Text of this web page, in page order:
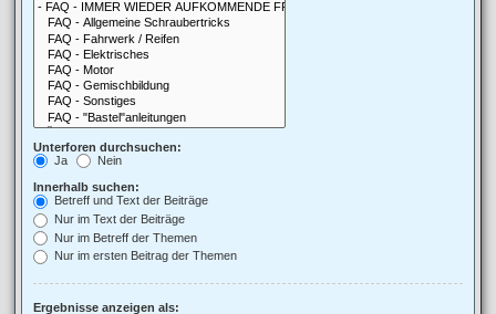
Unterforen durchsuchen:
Ja
Nein
Innerhalb suchen:
Betreff und Text der Beiträge
Nur im Text der Beiträge
Nur im Betreff der Themen
Nur im ersten Beitrag der Themen
Ergebnisse anzeigen als: